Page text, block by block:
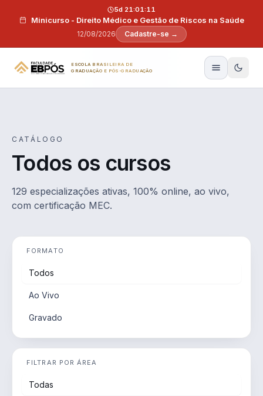
Minicurso - Direito Médico e Gestão de Riscos na Saúde
12/08/2026
5d 21:01:10
Cadastre-se →
ESCOLA BRASILEIRA DE
GRADUAÇÃO E PÓS-GRADUAÇÃO
CATÁLOGO
Todos os cursos
129 especializações ativas, 100% online, ao vivo,
com certificação MEC.
FORMATO
Todos
Ao Vivo
Gravado
FILTRAR POR ÁREA
Todas